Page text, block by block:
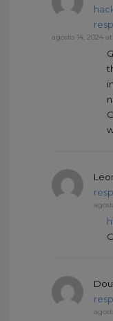
agosto 14, 2024